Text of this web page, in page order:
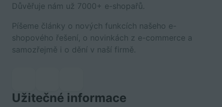
Důvěřuje nám už 7000+ e-shopařů.
Píšeme články o nových funkcích našeho e-
shopového řešení, o novinkách z e-commerce a
samozřejmě i o dění v naší firmě.
Užitečné informace